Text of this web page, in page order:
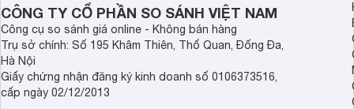
Có thể bạn chưa biết:
Lợi ích không ngờ của thang nhôm trong cuộc sống hàng
CÔNG TY CỔ PHẦN SO SÁNH VIỆT NAM
Công cụ so sánh giá online - Không bán hàng
Trụ sở chính: Số 195 Khâm Thiên, Thổ Quan, Đống Đa,
Hà Nội
Giấy chứng nhận đăng ký kinh doanh số 0106373516,
cấp ngày 02/12/2013